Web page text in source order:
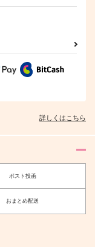
詳しくはこちら
ポスト投函
おまとめ配送